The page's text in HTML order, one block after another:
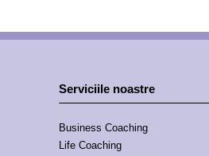
Serviciile noastre
Business Coaching
Life Coaching